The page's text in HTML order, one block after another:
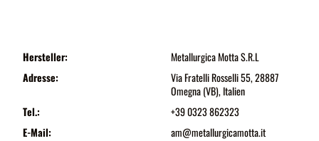
Hersteller:
Metallurgica Motta S.R.L
Adresse:
Via Fratelli Rosselli 55, 28887
Omegna (VB), Italien
Tel.:
+39 0323 862323
E-Mail:
am@metallurgicamotta.it